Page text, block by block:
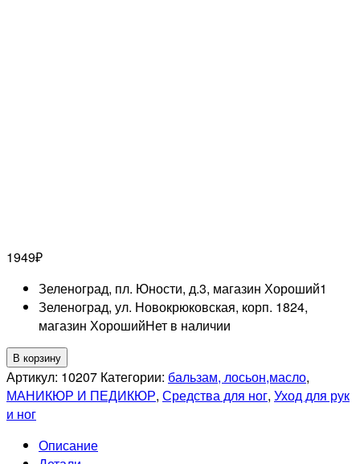
1949₽
Зеленоград, пл. Юности, д.3, магазин Хороший1
Зеленоград, ул. Новокрюковская, корп. 1824,
магазин ХорошийНет в наличии
Количество
товара
GEHWOL
PROFESSIONNEL
крем
В корзину
Артикул: 10207 Категории: бальзам, лосьон,масло,
МАНИКЮР И ПЕДИКЮР, Средства для ног, Уход для рук
и ног
Описание